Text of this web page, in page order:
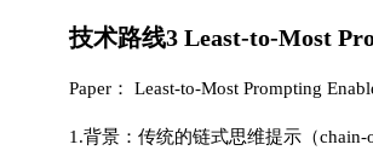
技术路线3 Least-to-Most
Paper： Least-to-Most Prompting
1.背景：传统的链式思维提示（